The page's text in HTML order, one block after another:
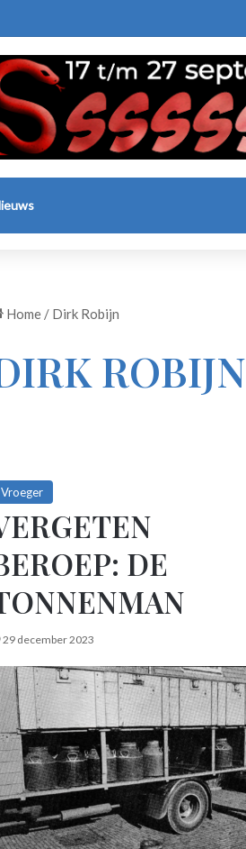
Home / Dirk Robijn
ROBIJN
Vroeger
DE
29 december 2023